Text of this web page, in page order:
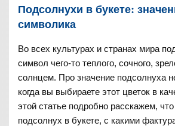
Подсолнухи в букете:
символика
Во всех культурах и странах мира
символ чего-то теплого, сочного,
солнцем. Про значение подсолнуха
когда вы выбираете этот цветок в
этой статье подробно расскажем, что
подсолнух в букете, с какими